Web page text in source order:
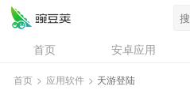
首页 安卓应用
资讯
专题
首页 > 应用软件 > 天游登陆